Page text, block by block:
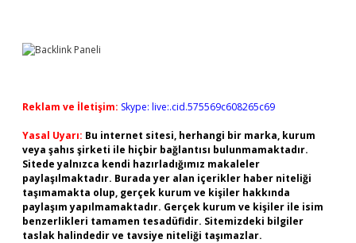
Reklam ve İletişim: Skype: live:.cid.575569c608265c69
Yasal Uyarı: Bu internet sitesi, herhangi bir marka, kurum
veya şahıs şirketi ile hiçbir bağlantısı bulunmamaktadır.
Sitede yalnızca kendi hazırladığımız makaleler
paylaşılmaktadır. Burada yer alan içerikler haber niteliği
taşımamakta olup, gerçek kurum ve kişiler hakkında
paylaşım yapılmamaktadır. Gerçek kurum ve kişiler ile isim
benzerlikleri tamamen tesadüfidir. Sitemizdeki bilgiler
taslak halindedir ve tavsiye niteliği taşımazlar.